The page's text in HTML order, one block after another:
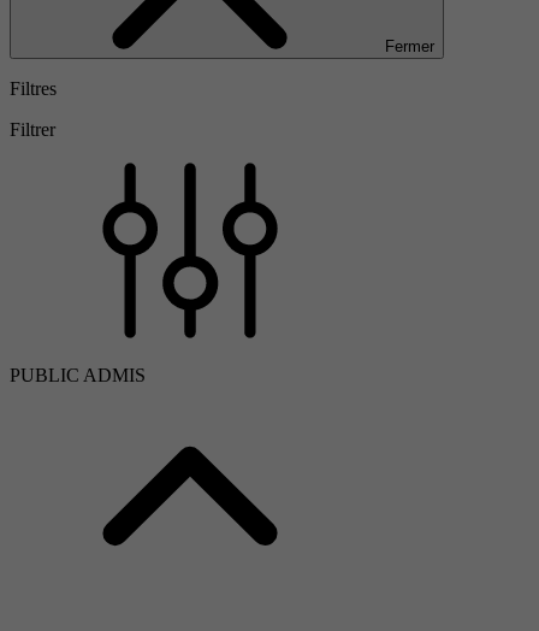
Fermer
Filtres
Filtrer
PUBLIC ADMIS